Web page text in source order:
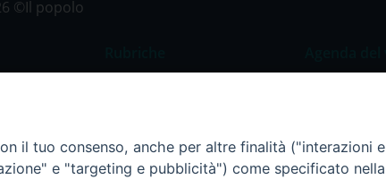
©Il popolo
Costume e Società
Apostolato della Preghiera
il tuo consenso, anche per altre finalità ("interazioni e
e "targeting e pubblicità") come specificato nella